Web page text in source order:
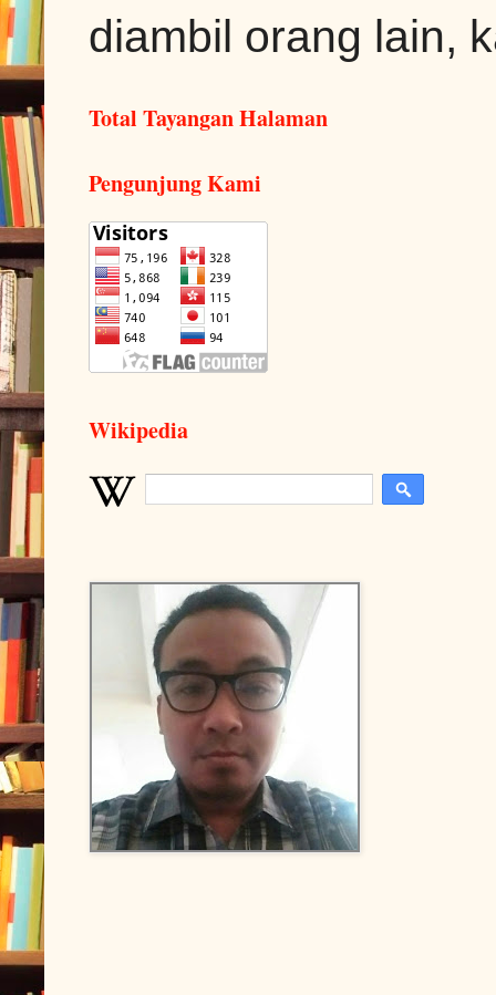
diambil orang lain,
Total Tayangan Halaman
Pengunjung Kami
Wikipedia